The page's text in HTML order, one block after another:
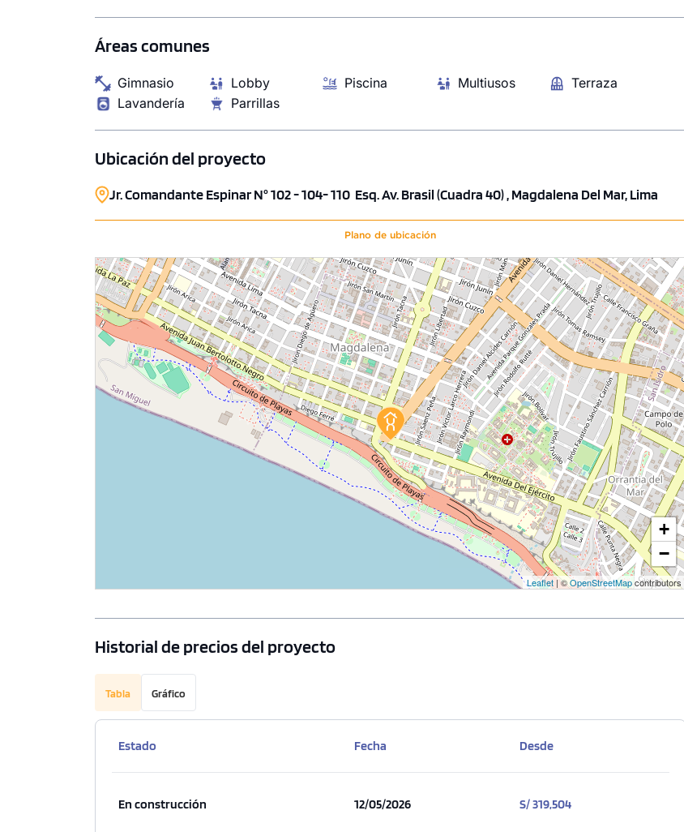
Áreas comunes
Gimnasio Lobby Piscina Multiusos
Terraza
Lavandería
Parrillas
Ubicación del proyecto
Jr. Comandante Espinar N° 102 - 104- 110 Esq. Av. Brasil (Cuadra 40) , Magdalena Del Mar, Lima
Plano de ubicación
+
−
Leaflet | ©OpenStreetMapcontributors
Historial de precios del proyecto
Tabla Gráfico
Estado Fecha Desde
En construcción 12/05/2026 S/ 319,504